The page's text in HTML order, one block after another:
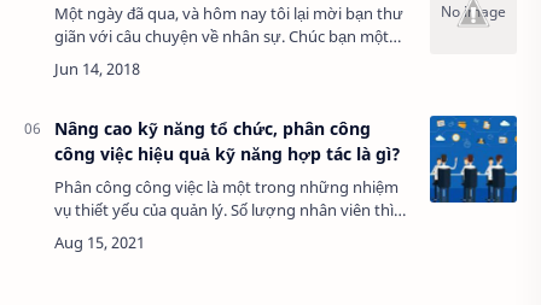
Một ngày đã qua, và hôm nay tôi lại mời bạn thư
giãn với câu chuyện về nhân sự. Chúc bạn một
ngày làm việc vui vẻ. Theo bạn thì ứng viên này
nên xứng đáng vào công ty nào và …
Nâng cao kỹ năng tổ chức, phân công
công việc hiệu quả kỹ năng hợp tác là gì?
Phân công công việc là một trong những nhiệm
vụ thiết yếu của quản lý. Số lượng nhân viên thì
nhiều nên quản lý cần biết giao việc, giám sát và
đánh giá nhân viên một cách hiệu quả…